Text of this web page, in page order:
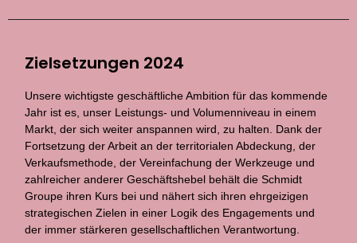
Zielsetzungen 2024
Unsere wichtigste geschäftliche Ambition für das kommende
Jahr ist es, unser Leistungs- und Volumenniveau in einem
Markt, der sich weiter anspannen wird, zu halten. Dank der
Fortsetzung der Arbeit an der territorialen Abdeckung, der
Verkaufsmethode, der Vereinfachung der Werkzeuge und
zahlreicher anderer Geschäftshebel behält die Schmidt
Groupe ihren Kurs bei und nähert sich ihren ehrgeizigen
strategischen Zielen in einer Logik des Engagements und
der immer stärkeren gesellschaftlichen Verantwortung.